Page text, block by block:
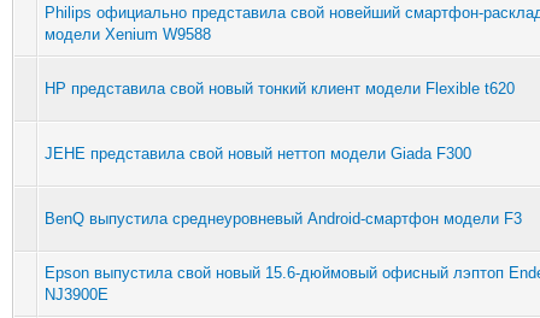
Philips официально представила свой новейший смартфон-
модели Xenium W9588
HP представила свой новый тонкий клиент модели Flexible t620
JEHE представила свой новый неттоп модели Giada F300
BenQ выпустила среднеуровневый Android-смартфон модели F3
Epson выпустила свой новый 15.6-дюймовый офисный лэптоп
NJ3900E